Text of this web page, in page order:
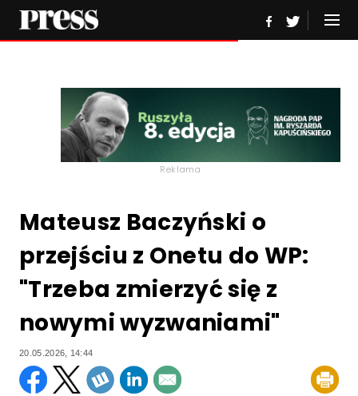
Reklama
Mateusz Baczyński o
przejściu z Onetu do WP:
"Trzeba zmierzyć się z
nowymi wyzwaniami"
20.05.2026, 14:44